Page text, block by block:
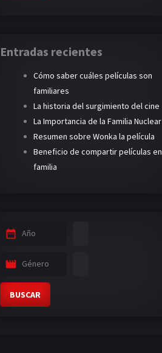
Entradas recientes
Cómo saber cuáles películas son
familiares
La historia del surgimiento del cine
La Importancia de la Familia Nuclear
Resumen sobre Wonka la película
Beneficio de compartir películas en
familia
Año
Género
BUSCAR